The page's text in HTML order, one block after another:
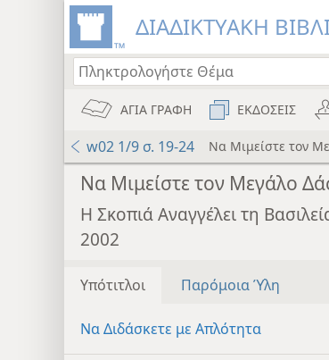
ΔΙΑΔΙΚΤΥΑΚΗ
ΑΓΙΑ ΓΡΑΦΗ ΕΚΔΟΣΕΙΣ
w02 1/9 σ. 19-24 Να Μιμείστε τον
Να Μιμείστε τον Μεγάλο
Η Σκοπιά Αναγγέλει τη
2002
Υπότιτλοι Παρόμοια Ύλη
Να Διδάσκετε με Απλότητα